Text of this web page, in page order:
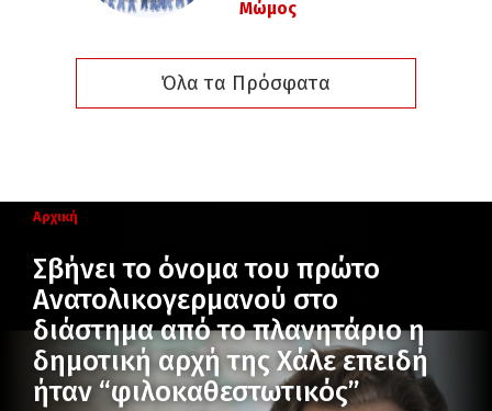
Μώμος
Όλα τα Πρόσφατα
Αρχική
Σβήνει το όνομα του πρώτο
Ανατολικογερμανού στο
διάστημα από το πλανητάριο η
δημοτική αρχή της Χάλε επειδή
ήταν “φιλοκαθεστωτικός”